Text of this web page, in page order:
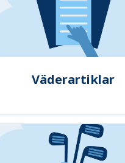
Väderartiklar